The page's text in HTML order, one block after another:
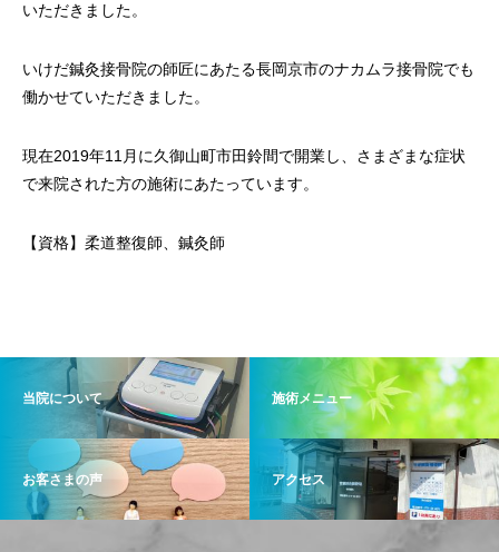
いただきました。
いけだ鍼灸接骨院の師匠にあたる長岡京市のナカムラ接骨院でも
働かせていただきました。
現在2019年11月に久御山町市田鈴間で開業し、さまざまな症状
で来院された方の施術にあたっています。
【資格】柔道整復師、鍼灸師
当院について 施術メニュー
お客さまの声 アクセス